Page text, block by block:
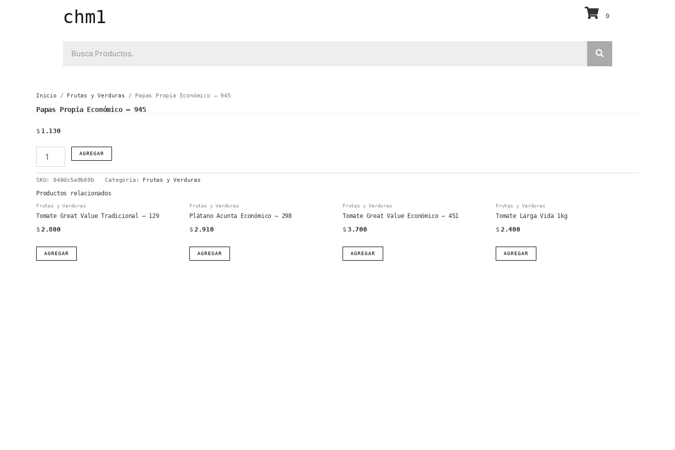
chm1 0
Inicio / Frutas y Verduras / Papas Propia Económico – 945
Papas Propia Económico – 945
$ 1.130
Propia
Económico
-
945
AGREGAR
SKU: 040dc5a9b69b Categoría: Frutas y Verduras
Productos relacionados
Frutas y Verduras
Tomate Great Value Tradicional – 129
$ 2.800
AGREGAR
Frutas y Verduras
Plátano Acunta Económico – 298
$ 2.910
AGREGAR
Frutas y Verduras
Tomate Great Value Económico – 451
$ 3.700
AGREGAR
Frutas y Verduras
Tomate Larga Vida 1kg
$ 2.400
AGREGAR